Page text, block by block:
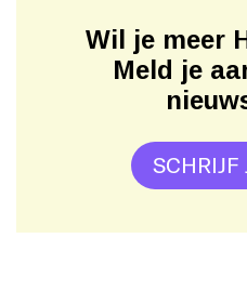
Wil je meer
Meld je
SCHRIJF